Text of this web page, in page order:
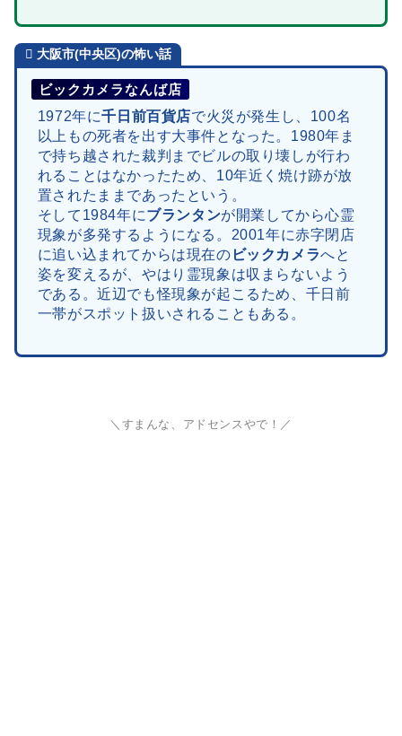
大阪市(中央区)の怖い話
ビックカメラなんば店
1972年に千日前百貨店で火災が発生し、100名
以上もの死者を出す大事件となった。1980年ま
で持ち越された裁判までビルの取り壊しが行わ
れることはなかったため、10年近く焼け跡が放
置されたままであったという。
そして1984年にブランタンが開業してから心霊
現象が多発するようになる。2001年に赤字閉店
に追い込まれてからは現在の ビックカメラへと
姿を変えるが、やはり霊現象は収まらないよう
である。近辺でも怪現象が起こるため、千日前
一帯がスポット扱いされることもある。
＼すまんな、アドセンスやで！／